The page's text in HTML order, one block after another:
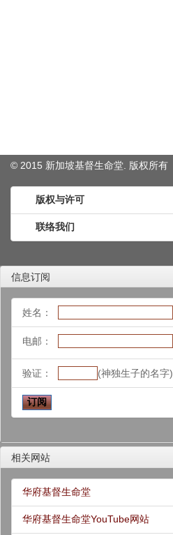
© 2015 新加坡基督生命堂. 版权所有
版权与许可
联络我们
信息订阅
姓名：
电邮：
验证： (神独生子的名字)
相关网站
华府基督生命堂
华府基督生命堂YouTube网站